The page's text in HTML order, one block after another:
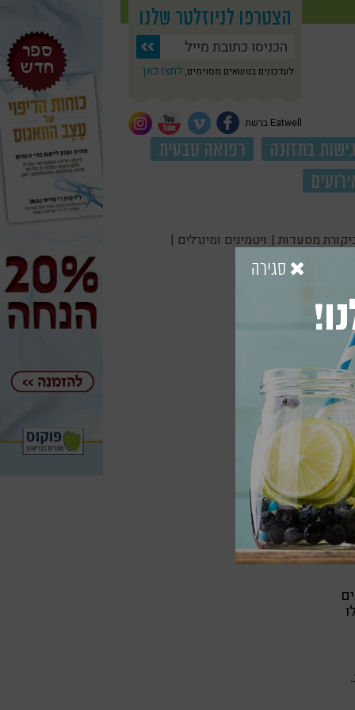
הצטרפו לניוזלטר שלנו
לעדכונים בנושאים מסוימים, לחצו כאן
Eatwell ברשת
גישות בתזונה
רפואה טבעית
מסעדות | ויטמינים ומינרלים |
סגירה